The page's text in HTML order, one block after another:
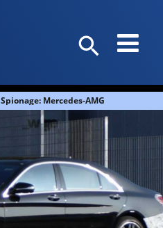
Spionage: Mercedes-AMG vernieuwt S